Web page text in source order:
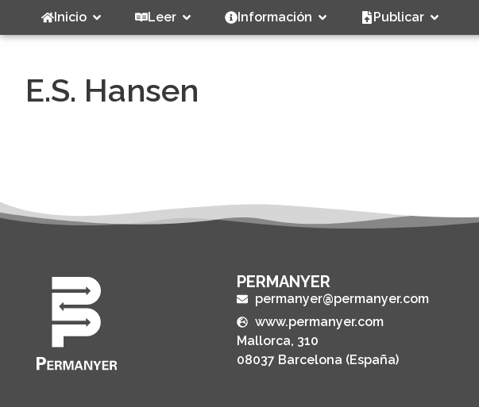
Inicio Leer Información Publicar
E.S. Hansen
PERMANYER
permanyer@permanyer.com
www.permanyer.com
Mallorca, 310
08037 Barcelona (España)